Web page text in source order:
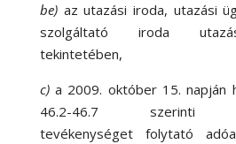
be) az utazási iroda, utazási
szolgáltató iroda
tekintetében,
c)a 2009. október 15. napján
46.2-46.7 szerinti
tevékenységet folytató